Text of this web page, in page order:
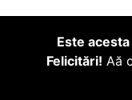
Este
Felicitări! Aă